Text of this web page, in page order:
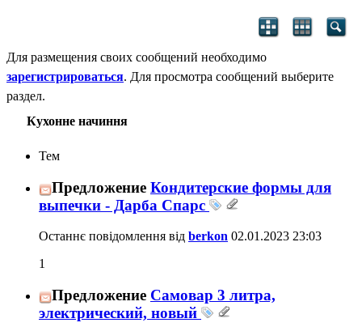
Для размещения своих сообщений необходимо
зарегистрироваться. Для просмотра сообщений выберите
раздел.
Кухонне начиння
Тем
Предложение Кондитерские формы для
выпечки - Дарба Спарс
Останнє повідомлення від berkon 02.01.2023 23:03
1
Предложение Самовар 3 литра,
электрический, новый